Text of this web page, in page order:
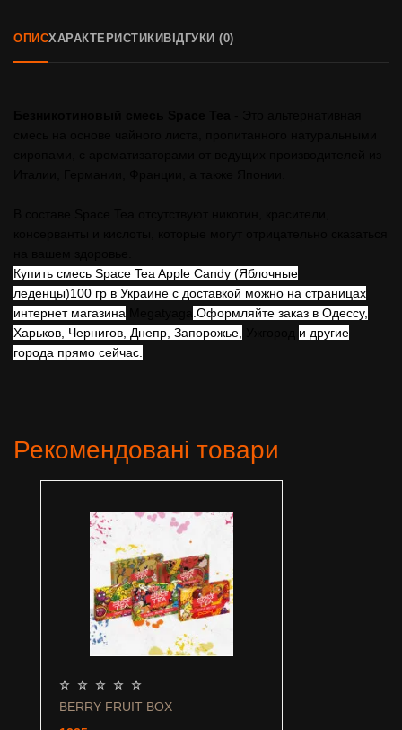
ОПИСХАРАКТЕРИСТИКИ ВІДГУКИ (0)
Купить смесь Space Tea Apple Candy (Яблочные
леденцы)100 гр в Украине с доставкой можно на страницах
интернет магазина
.Оформляйте заказ в Одессу,
Харьков, Чернигов, Днепр, Запорожье
и другие
города прямо сейчас.
Рекомендовані товари
BERRY FRUIT BOX